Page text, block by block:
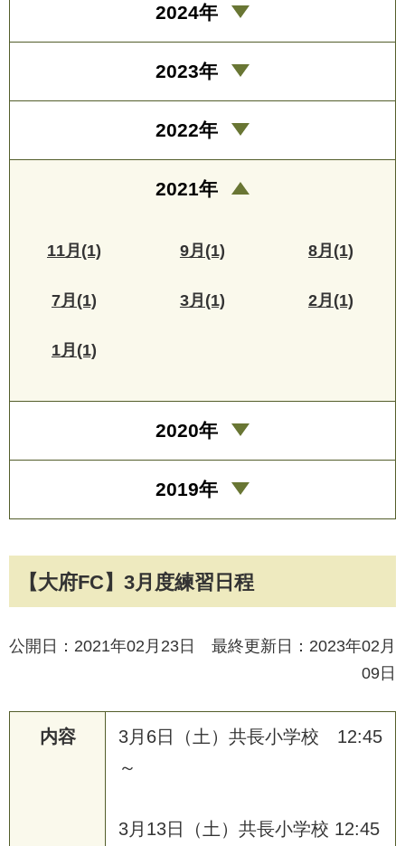
【大府FC】3月度練習日程
公開日：2021年02月23日 最終更新日：2023年02月
09日
内容 3月 6日 （ 土 ） 共長小学校 12:45
～
3月 13日 （ 土 ） 共長小学校 12:45
2024年
2023年
2022年
2021年
11月(1) 9月(1) 8月(1)
7月(1) 3月(1) 2月(1)
1月(1)
2020年
2019年